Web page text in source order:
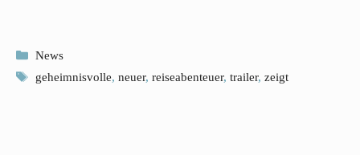
Kategorien
News
Schlagwörter
geheimnisvolle, neuer, reiseabenteuer, trailer, zeigt